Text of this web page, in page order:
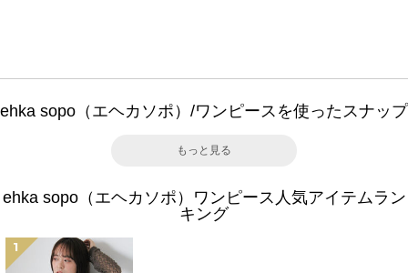
ehka sopo（エヘカソポ）/ワンピースを使ったスナップ
もっと見る
ehka sopo（エヘカソポ）ワンピース人気アイテムラン
キング
1